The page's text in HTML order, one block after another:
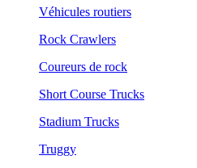
Véhicules routiers
Rock Crawlers
Coureurs de rock
Short Course Trucks
Stadium Trucks
Truggy